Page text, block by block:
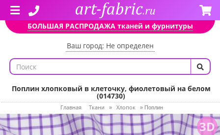
БОЛЬШАЯ РАСПРОДАЖА тканей и фурнитуры
Ваш город: Не определен
Поплин хлопковый в клеточку, фиолетовый на белом
(014730)
Главная Ткани » Хлопок » Поплин
3D